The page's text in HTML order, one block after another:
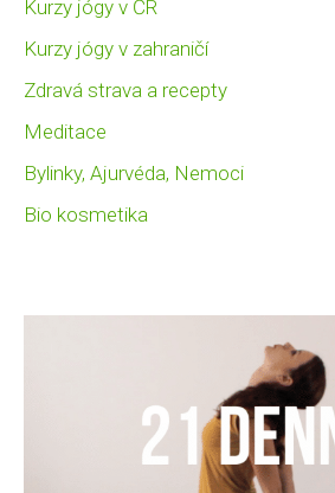
Kurzy jógy v ČR
Kurzy jógy v zahraničí
Zdravá strava a recepty
Meditace
Bylinky, Ajurvéda, Nemoci
Bio kosmetika